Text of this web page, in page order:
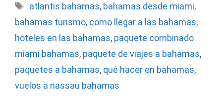
Etiquetas
atlantis bahamas, bahamas desde miami,
bahamas turismo, como llegar a las bahamas,
hoteles en las bahamas, paquete combinado
miami bahamas, paquete de viajes a bahamas,
paquetes a bahamas, qué hacer en bahamas,
vuelos a nassau bahamas